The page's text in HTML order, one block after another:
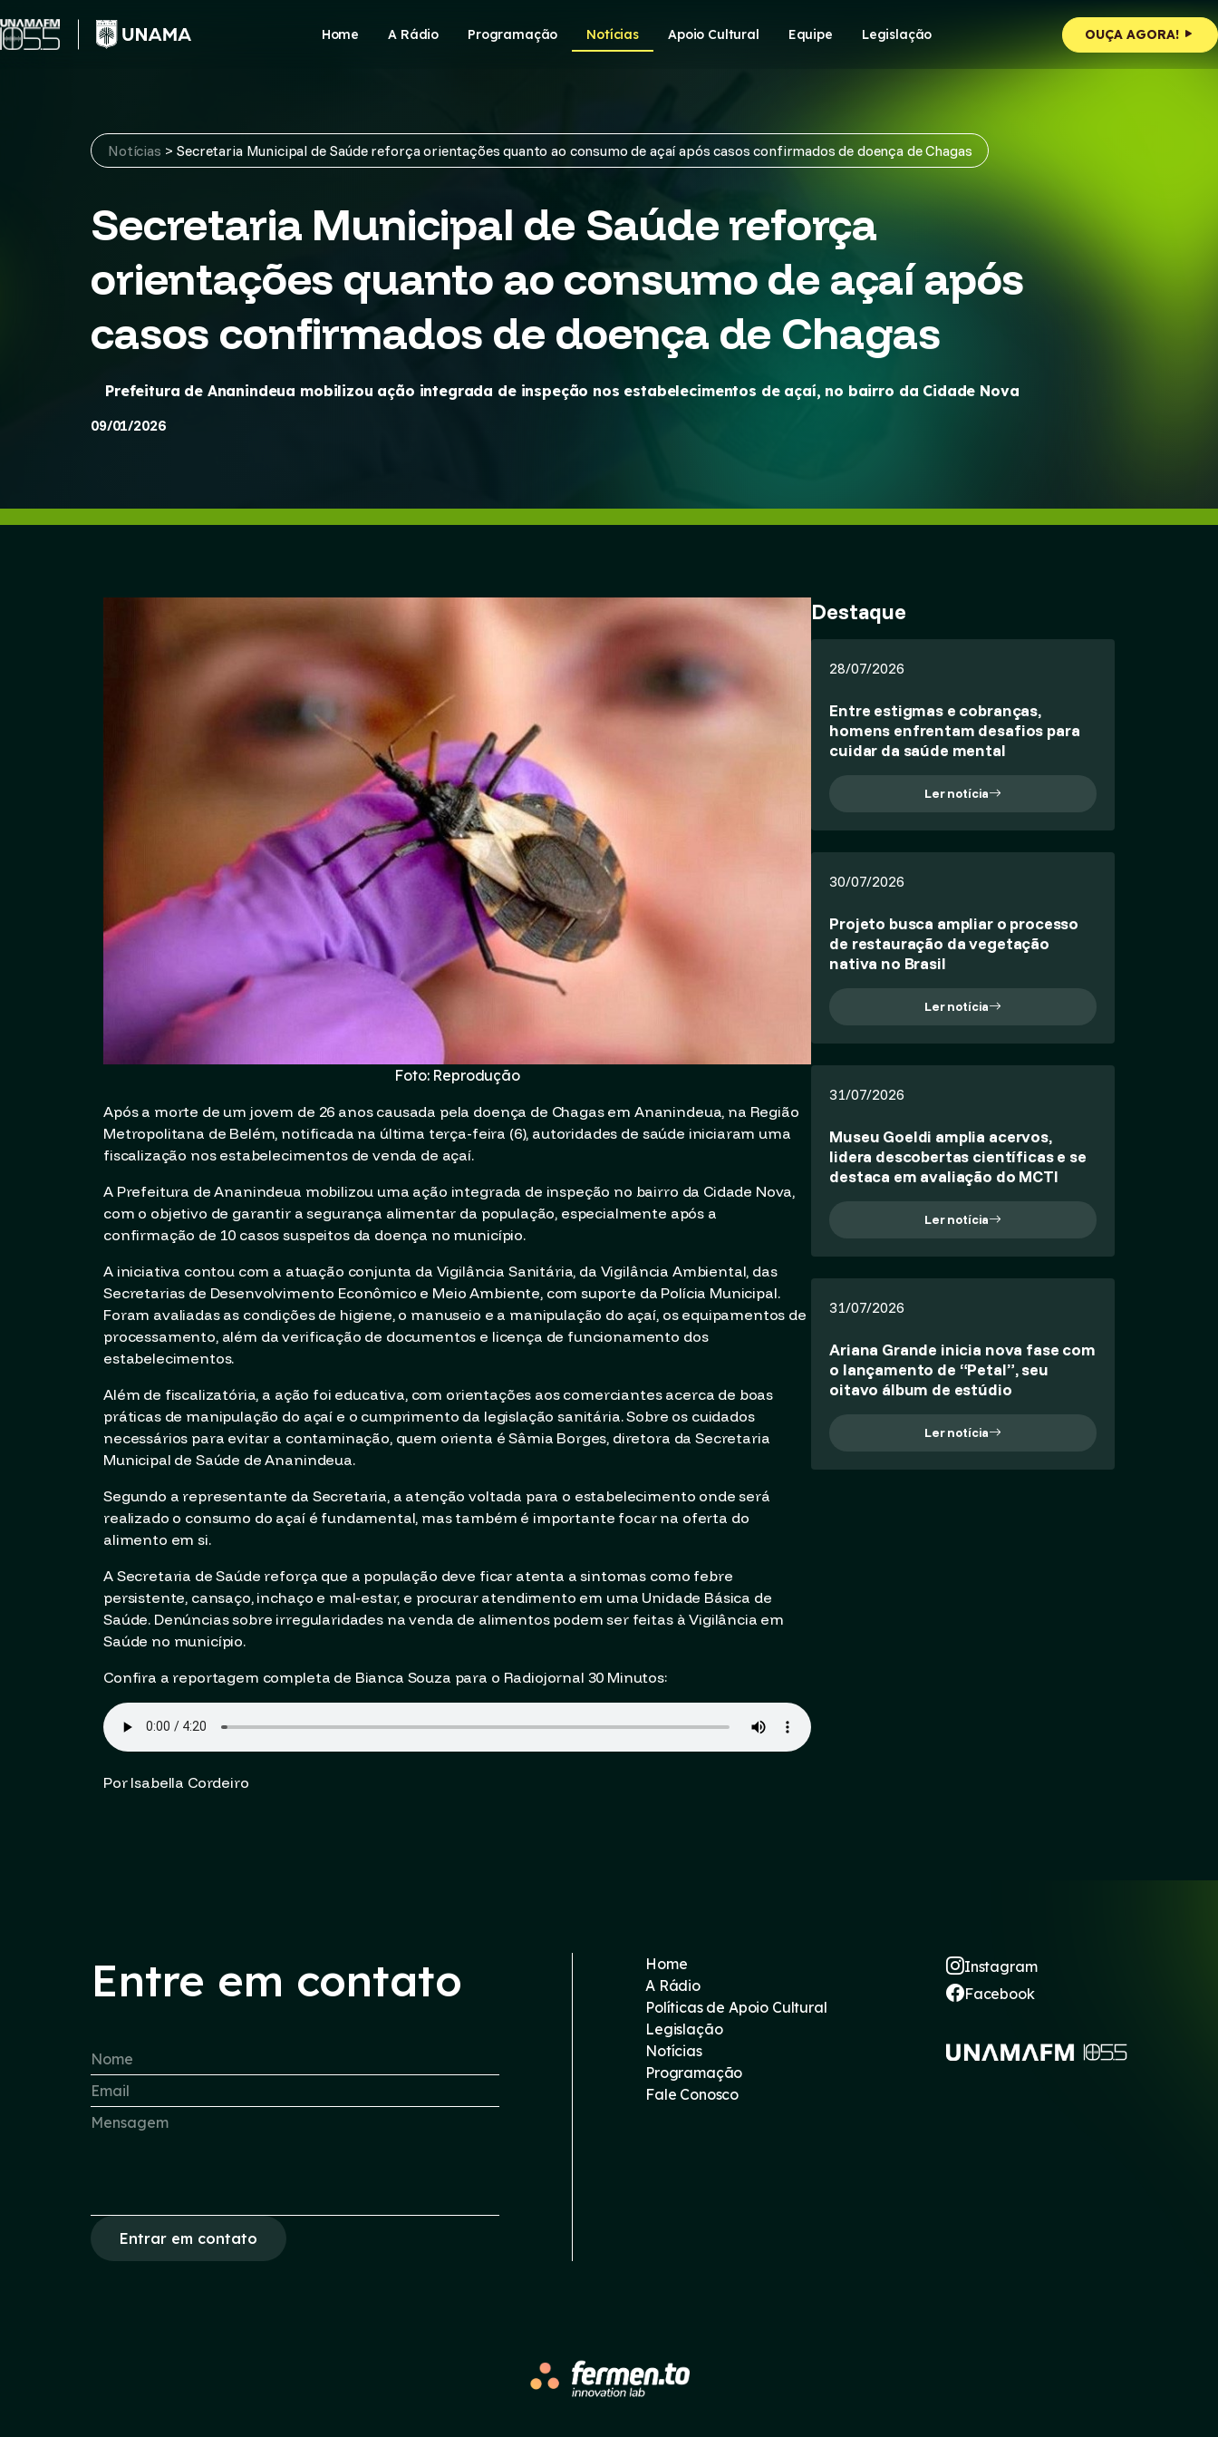
to
content
Home A Rádio Programação Notícias Apoio Cultural Equipe Legislação OUÇA AGORA!
Notícias > Secretaria Municipal de Saúde reforça orientações quanto ao consumo de açaí após casos confirmados de doença de Chagas
Secretaria Municipal de Saúde reforça
orientações quanto ao consumo de açaí após
casos confirmados de doença de Chagas
Prefeitura de Ananindeua mobilizou ação integrada de inspeção nos estabelecimentos de açaí, no bairro da Cidade Nova
09/01/2026
Foto: Reprodução
Após a morte de um jovem de 26 anos causada pela doença de Chagas em Ananindeua, na Região
Metropolitana de Belém, notificada na última terça-feira (6), autoridades de saúde iniciaram uma
fiscalização nos estabelecimentos de venda de açaí.
A Prefeitura de Ananindeua mobilizou uma ação integrada de inspeção no bairro da Cidade Nova,
com o objetivo de garantir a segurança alimentar da população, especialmente após a
confirmação de 10 casos suspeitos da doença no município.
A iniciativa contou com a atuação conjunta da Vigilância Sanitária, da Vigilância Ambiental, das
Secretarias de Desenvolvimento Econômico e Meio Ambiente, com suporte da Polícia Municipal.
Foram avaliadas as condições de higiene, o manuseio e a manipulação do açaí, os equipamentos de
processamento, além da verificação de documentos e licença de funcionamento dos
estabelecimentos.
Além de fiscalizatória, a ação foi educativa, com orientações aos comerciantes acerca de boas
práticas de manipulação do açaí e o cumprimento da legislação sanitária. Sobre os cuidados
necessários para evitar a contaminação, quem orienta é Sâmia Borges, diretora da Secretaria
Municipal de Saúde de Ananindeua.
Segundo a representante da Secretaria, a atenção voltada para o estabelecimento onde será
realizado o consumo do açaí é fundamental, mas também é importante focar na oferta do
alimento em si.
A Secretaria de Saúde reforça que a população deve ficar atenta a sintomas como febre
persistente, cansaço, inchaço e mal-estar, e procurar atendimento em uma Unidade Básica de
Saúde. Denúncias sobre irregularidades na venda de alimentos podem ser feitas à Vigilância em
Saúde no município.
Confira a reportagem completa de Bianca Souza para o Radiojornal 30 Minutos:
Por Isabella Cordeiro
Destaque
28/07/2026
Entre estigmas e cobranças,
homens enfrentam desafios para
cuidar da saúde mental
Ler notícia
30/07/2026
Projeto busca ampliar o processo
de restauração da vegetação
nativa no Brasil
Ler notícia
31/07/2026
Museu Goeldi amplia acervos,
lidera descobertas científicas e se
destaca em avaliação do MCTI
Ler notícia
31/07/2026
Ariana Grande inicia nova fase com
o lançamento de “Petal”, seu
oitavo álbum de estúdio
Ler notícia
Entre em contato
Entrar em contato
Home
A Rádio
Políticas de Apoio Cultural
Legislação
Notícias
Programação
Fale Conosco
Instagram
Facebook